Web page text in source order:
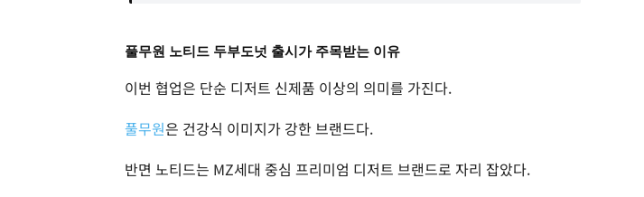
풀무원 노티드 두부도넛 출시가 주목받는 이유
이번 협업은 단순 디저트 신제품 이상의 의미를 가진다.
풀무원은 건강식 이미지가 강한 브랜드다.
반면 노티드는 MZ세대 중심 프리미엄 디저트 브랜드로 자리 잡았다.